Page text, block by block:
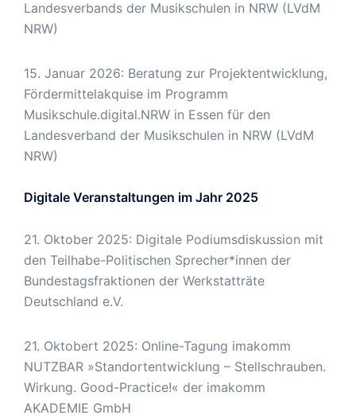
Landesverbands der Musikschulen in NRW (LVdM
NRW)
15. Januar 2026: Beratung zur Projektentwicklung,
Fördermittelakquise im Programm
Musikschule.digital.NRW in Essen für den
Landesverband der Musikschulen in NRW (LVdM
NRW)
Digitale Veranstaltungen im Jahr 2025
21. Oktober 2025: Digitale Podiumsdiskussion mit
den Teilhabe-Politischen Sprecher*innen der
Bundestagsfraktionen der Werkstatträte
Deutschland e.V.
21. Oktobert 2025: Online-Tagung imakomm
NUTZBAR »Standortentwicklung – Stellschrauben.
Wirkung. Good-Practice!« der imakomm
AKADEMIE GmbH